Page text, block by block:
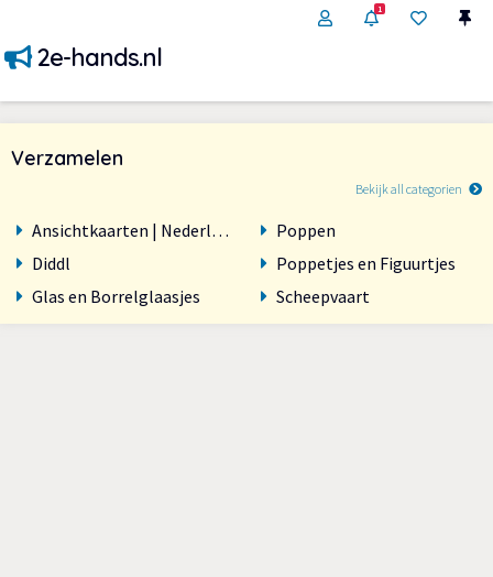
1
2e-hands.nl
Verzamelen
Bekijk all categorien
Ansichtkaarten | Nederland
Diddl
Glas en Borrelglaasjes
Poppen
Poppetjes en Figuurtjes
Scheepvaart